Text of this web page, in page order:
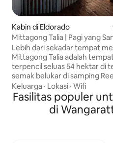
Kabin di Eldorado
Mittagong Talia | Pagi yang
Berbintang
Lebih dari sekadar tempat
Mittagong Talia adalah
terpencil seluas 54 hektar di
semak belukar di samping
di Taman Nasional Chiltern-Mt
menit dari Beechworth, yang
untuk membantu Anda
melepas penat. Berendam di
Keluarga · Lokasi · Wifi
Fasilitas populer
di